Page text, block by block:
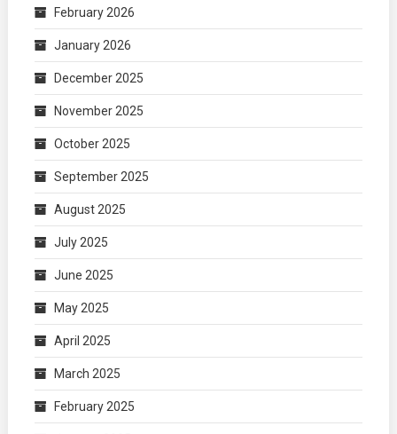
February 2026
January 2026
December 2025
November 2025
October 2025
September 2025
August 2025
July 2025
June 2025
May 2025
April 2025
March 2025
February 2025